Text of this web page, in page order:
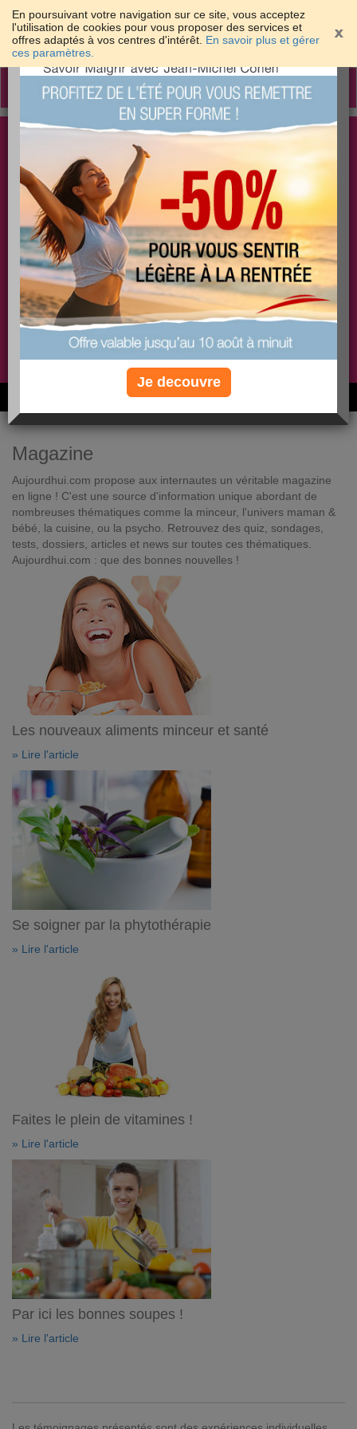
En poursuivant votre navigation sur ce site, vous acceptez
l'utilisation de cookies pour vous proposer des services et
offres adaptés à vos centres d'intérêt. En savoir plus et gérer
ces paramètres.
Toggle
Les meilleures solutions pour maigrir et être bien
dans sa peau
PLUS
EFFICACE
PLUS
SANTÉ
PLUS
COACHING
Non, je préfère le régime gratuit
6M de personnes ont maigri et réappris à manger avec nous
Magazine
Aujourdhui.com propose aux internautes un véritable magazine
en ligne ! C'est une source d'information unique abordant de
nombreuses thématiques comme la minceur, l'univers maman &
bébé, la cuisine, ou la psycho. Retrouvez des quiz, sondages,
tests, dossiers, articles et news sur toutes ces thématiques.
Aujourdhui.com : que des bonnes nouvelles !
Les nouveaux aliments minceur et santé
» Lire l'article
Se soigner par la phytothérapie
» Lire l'article
Faites le plein de vitamines !
» Lire l'article
Par ici les bonnes soupes !
» Lire l'article
×
Je decouvre